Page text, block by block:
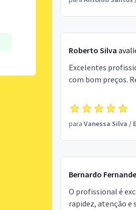
Roberto Silva
Excelentes
com bom preços.
para Vanessa Silva /
Bernardo
O profissional é
rapidez, atenção e